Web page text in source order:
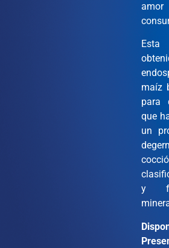
maíz
para
que
un
y